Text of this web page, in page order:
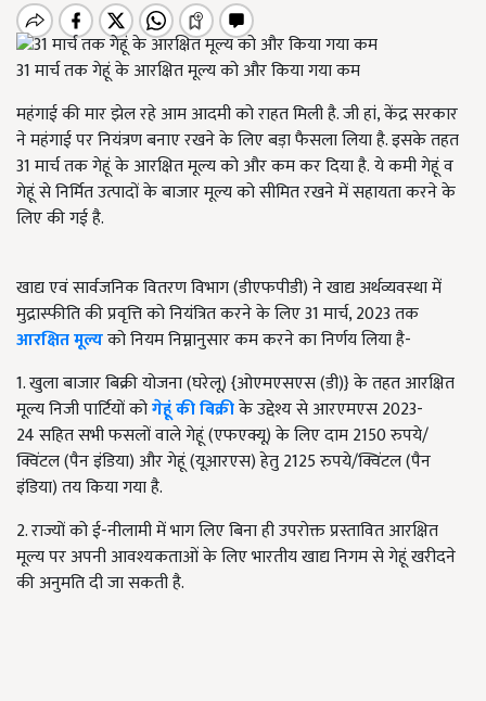
31 मार्च तक गेहूं के आरक्षित मूल्य को और किया गया कम
महंगाई की मार झेल रहे आम आदमी को राहत मिली है. जी हां, केंद्र सरकार
ने महंगाई पर नियंत्रण बनाए रखने के लिए बड़ा फैसला लिया है. इसके तहत
31 मार्च तक गेहूं के आरक्षित मूल्य को और कम कर दिया है.ये कमी गेहूं व
गेहूं से निर्मित उत्पादों के बाजार मूल्य को सीमित रखने में सहायता करने के
लिए की गई है.
खाद्य एवं सार्वजनिक वितरण विभाग (डीएफपीडी) ने खाद्य अर्थव्यवस्था में
मुद्रास्फीति की प्रवृत्ति को नियंत्रित करने के लिए31मार्च, 2023तक
आरक्षित मूल्यको नियम निम्नानुसार कम करने का निर्णय लिया है-
1. खुला बाजार बिक्री योजना (घरेलू){ओएमएसएस (डी)}के तहत आरक्षित
मूल्य निजी पार्टियों कोगेहूं की बिक्रीके उद्देश्य से आरएमएस2023-
24सहित सभी फसलों वाले गेहूं (एफएक्यू) के लिए दाम2150रुपये/
क्विंटल (पैन इंडिया) और गेहूं (यूआरएस) हेतु2125रुपये/क्विंटल (पैन
इंडिया) तय किया गया है.
2. राज्यों को ई-नीलामी में भाग लिए बिना ही उपरोक्त प्रस्तावित आरक्षित
मूल्य पर अपनी आवश्यकताओं के लिए भारतीय खाद्य निगम से गेहूं खरीदने
की अनुमति दी जा सकती है.